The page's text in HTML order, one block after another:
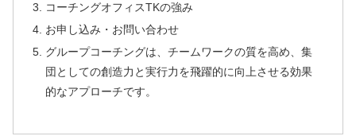
コーチングオフィスTKの強み
お申し込み・お問い合わせ
グループコーチングは、チームワークの質を高め、集
団としての創造力と実行力を飛躍的に向上させる効果
的なアプローチです。